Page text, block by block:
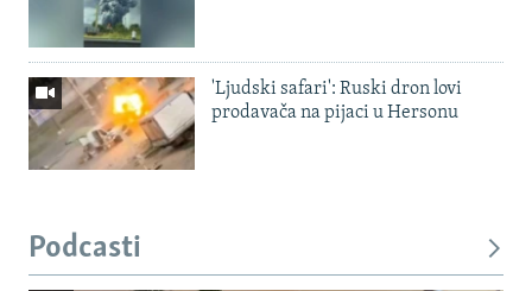
'Ljudski safari': Ruski dron lovi
prodavača na pijaci u Hersonu
Podcasti